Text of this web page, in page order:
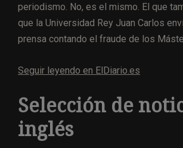
periodismo. No, es el mismo. El que
que la Universidad Rey Juan Carlos
prensa contando el fraude de los
Seguir leyendo en ElDiario.es
Selección de
inglés